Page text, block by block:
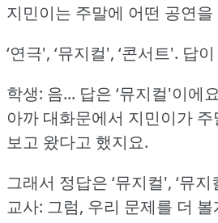
지민이는 주말에 어떤 공연을
‘연극', ‘뮤지컬', ‘콘서트'. 답
학생: 음... 답은 ‘뮤지컬'이에
아까 대화문에서 지민이가
보고 왔다고 했지요.
그래서 정답은 ‘뮤지컬', ‘뮤
교사: 그럼, 우리 문제를 더 볼